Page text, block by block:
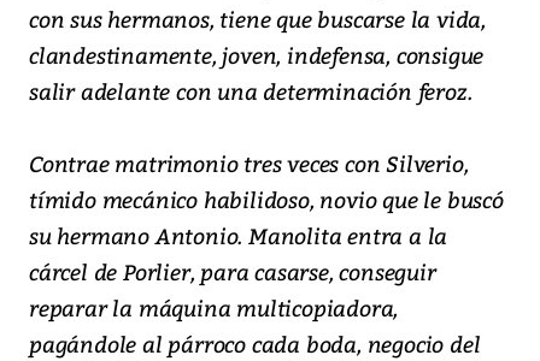
con sus hermanos, tiene que buscarse la vida,
clandestinamente, joven, indefensa, consigue
salir adelante con una determinación feroz.
Contrae matrimonio tres veces con Silverio,
tímido mecánico habilidoso, novio que le buscó
su hermano Antonio. Manolita entra a la
cárcel de Porlier, para casarse, conseguir
reparar la máquina multicopiadora,
pagándole al párroco cada boda, negocio del